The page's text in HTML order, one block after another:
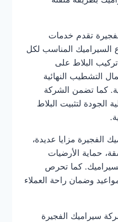
تقدم خدمات
السيراميك المناسب لكل
البلاط على
التشطيب النهائية
كما تضمن الشركة
الجودة لتثبيت البلاط
الفجيرة مزايا عديدة،
حماية الأرضيات
كما تحرص
وضمان راحة العملاء
سيراميك الفجيرة